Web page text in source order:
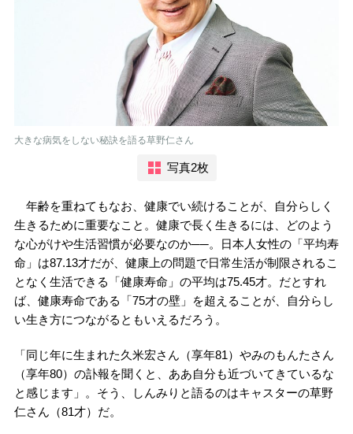
大きな病気をしない秘訣を語る草野仁さん
写真2枚
年齢を重ねてもなお、健康でい続けることが、自分らしく
生きるために重要なこと。健康で長く生きるには、どのよう
な心がけや生活習慣が必要なのか──。日本人女性の「平均寿
命」は87.13才だが、健康上の問題で日常生活が制限されるこ
となく生活できる「健康寿命」の平均は75.45才。だとすれ
ば、健康寿命である「75才の壁」を超えることが、自分らし
い生き方につながるともいえるだろう。
「同じ年に生まれた久米宏さん（享年81）やみのもんたさん
（享年80）の訃報を聞くと、ああ自分も近づいてきているな
と感じます」。そう、しんみりと語るのはキャスターの草野
仁さん（81才）だ。